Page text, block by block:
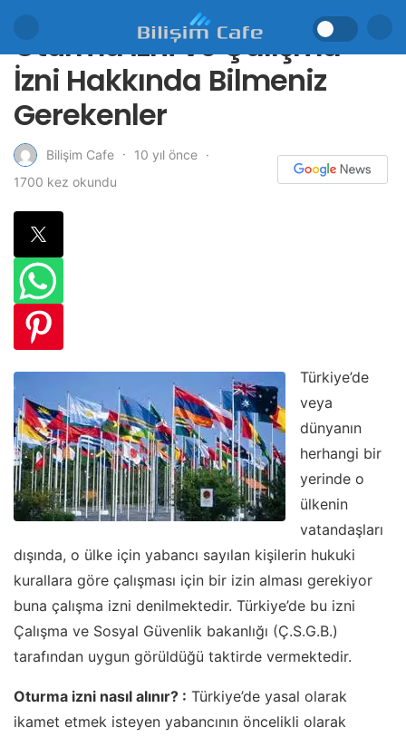
Oturma İzni ve Çalışma
İzni Hakkında Bilmeniz
Gerekenler
Bilişim Cafe
10 yıl önce
1700 kez okundu
Türkiye’de
veya
dünyanın
herhangi bir
yerinde o
ülkenin
vatandaşları
dışında, o ülke için yabancı sayılan kişilerin hukuki
kurallara göre çalışması için bir izin alması gerekiyor
buna çalışma izni denilmektedir. Türkiye’de bu izni
Çalışma ve Sosyal Güvenlik bakanlığı (Ç.S.G.B.)
tarafından uygun görüldüğü taktirde vermektedir.
Oturma izni nasıl alınır? : Türkiye’de yasal olarak
ikamet etmek isteyen yabancının öncelikli olarak